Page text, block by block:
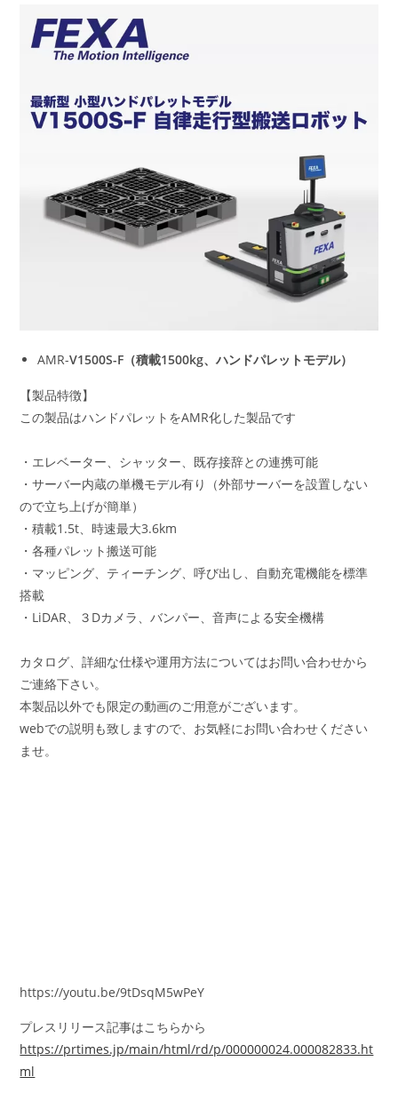
AMR-V1500S-F（積載1500kg、ハンドパレットモデル）
【製品特徴】
この製品はハンドパレットをAMR化した製品です
・エレベーター、シャッター、既存接辞との連携可能
・サーバー内蔵の単機モデル有り（外部サーバーを設置しない
ので立ち上げが簡単）
・積載1.5t、時速最大3.6km
・各種パレット搬送可能
・マッピング、ティーチング、呼び出し、自動充電機能を標準
搭載
・LiDAR、３Dカメラ、バンパー、音声による安全機構
カタログ、詳細な仕様や運用方法についてはお問い合わせから
ご連絡下さい。
本製品以外でも限定の動画のご用意がございます。
webでの説明も致しますので、お気軽にお問い合わせください
ませ。
https://youtu.be/9tDsqM5wPeY
プレスリリース記事はこちらから
https://prtimes.jp/main/html/rd/p/000000024.000082833.ht
ml